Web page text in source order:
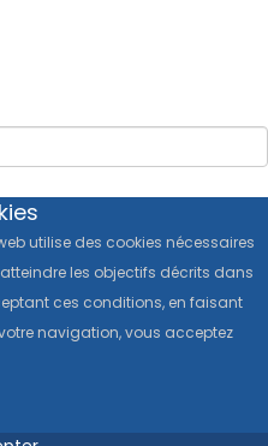
utilise des cookies nécessaires
les objectifs décrits dans
ces conditions, en faisant
navigation, vous acceptez